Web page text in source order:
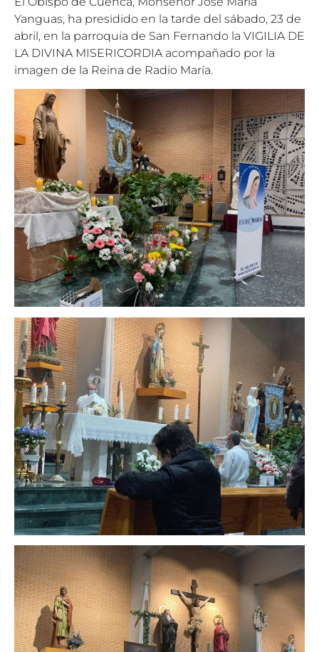
Yanguas, ha presidido en la tarde del sábado, 23 de
abril, en la parroquia de San Fernando la VIGILIA DE
LA DIVINA MISERICORDIA acompañado por la
imagen de la Reina de Radio María.